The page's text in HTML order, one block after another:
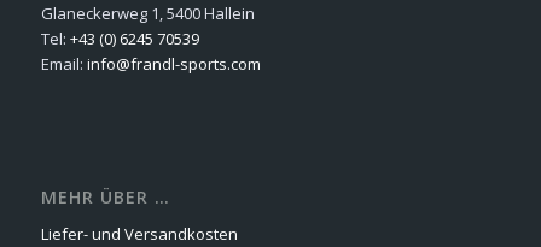
Glaneckerweg 1, 5400 Hallein
Tel: +43 (0) 6245 70539
Email: info@frandl-sports.com
MEHR ÜBER …
Liefer- und Versandkosten